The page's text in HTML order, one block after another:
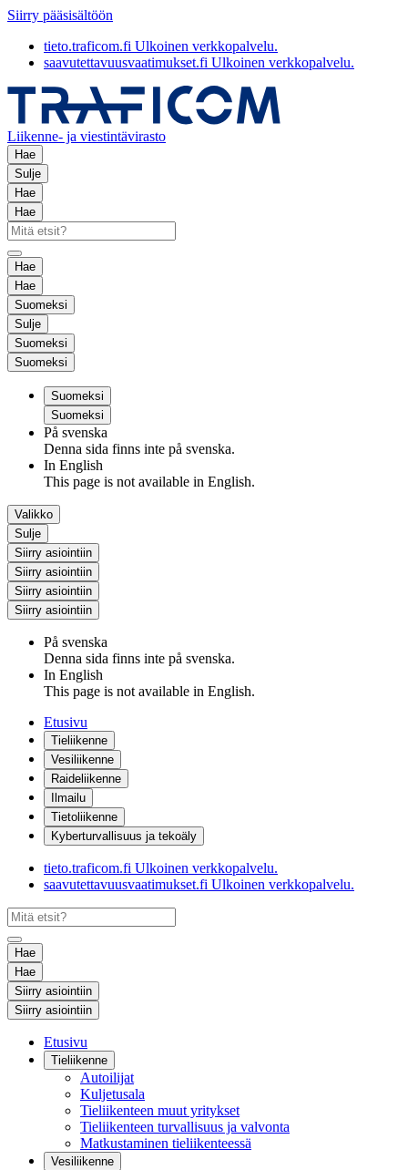
Siirry pääsisältöön
tieto.traficom.fi Ulkoinen verkkopalvelu.
saavutettavuusvaatimukset.fi Ulkoinen verkkopalvelu.
Liikenne- ja viestintävirasto
Hae
Sulje
Hae
Hae
Hae
Hae
Suomeksi
Sulje
Suomeksi
Suomeksi
Suomeksi
Suomeksi
På svenska
Denna sida finns inte på svenska.
In English
This page is not available in English.
Valikko
Sulje
Siirry asiointiin
Siirry asiointiin
Siirry asiointiin
Siirry asiointiin
På svenska
Denna sida finns inte på svenska.
In English
This page is not available in English.
Etusivu
Tieliikenne
Vesiliikenne
Raideliikenne
Ilmailu
Tietoliikenne
Kyberturvallisuus ja tekoäly
tieto.traficom.fi Ulkoinen verkkopalvelu.
saavutettavuusvaatimukset.fi Ulkoinen verkkopalvelu.
Hae
Hae
Siirry asiointiin
Siirry asiointiin
Etusivu
Tieliikenne
Autoilijat
Kuljetusala
Tieliikenteen muut yritykset
Tieliikenteen turvallisuus ja valvonta
Matkustaminen tieliikenteessä
Vesiliikenne